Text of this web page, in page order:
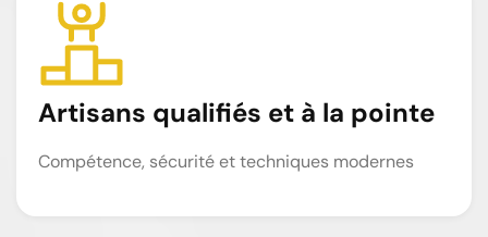
Artisans qualifiés et à la pointe
Compétence, sécurité et techniques modernes